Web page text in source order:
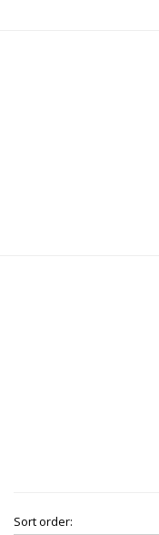
Sort order: